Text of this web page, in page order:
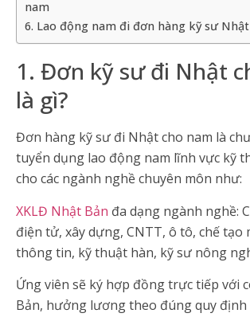
nam
6. Lao động nam đi đơn hàng kỹ sư
1. Đơn kỹ sư đi Nhật
là gì?
Đơn hàng kỹ sư đi Nhật cho nam là
tuyển dụng lao động nam lĩnh vực kỹ
cho các ngành nghề chuyên môn như:
XKLĐ Nhật Bản đa dạng ngành nghề:
điện tử, xây dựng, CNTT, ô tô, chế tạo
thông tin, kỹ thuật hàn, kỹ sư nông
Ứng viên sẽ ký hợp đồng trực tiếp với
Bản, hưởng lương theo đúng quy